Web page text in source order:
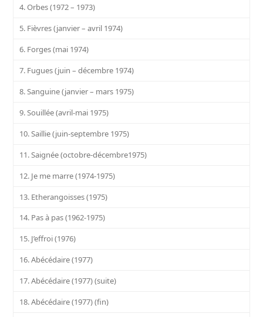
4. Orbes (1972 – 1973)
5. Fièvres (janvier – avril 1974)
6. Forges (mai 1974)
7. Fugues (juin – décembre 1974)
8. Sanguine (janvier – mars 1975)
9. Souillée (avril-mai 1975)
10. Saillie (juin-septembre 1975)
11. Saignée (octobre-décembre1975)
12. Je me marre (1974-1975)
13. Etherangoisses (1975)
14. Pas à pas (1962-1975)
15. J’effroi (1976)
16. Abécédaire (1977)
17. Abécédaire (1977) (suite)
18. Abécédaire (1977) (fin)